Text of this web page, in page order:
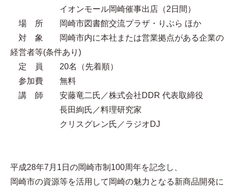
イオンモール岡崎催事出店（2日間）
場 所 岡崎市図書館交流プラザ・りぶら ほか
対 象 岡崎市内に本社または営業拠点がある企業の
経営者等(条件あり)
定 員 20名（先着順）
参加費 無料
講 師 安藤竜二氏／株式会社DDR 代表取締役
長田絢氏／料理研究家
クリスグレン氏／ラジオDJ
平成28年7月1日の岡崎市制100周年を記念し、
岡崎市の資源等を活用して岡崎の魅力となる新商品開発に